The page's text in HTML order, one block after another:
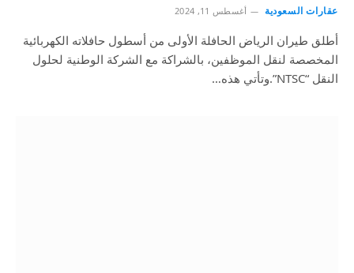
عقارات السعودية أغسطس 11, 2024
أطلق طيران الرياض الحافلة الأولى من أسطول حافلاته الكهربائية
المخصصة لنقل الموظفين، بالشراكة مع الشركة الوطنية لحلول
النقل “NTSC”.وتأتي هذه…